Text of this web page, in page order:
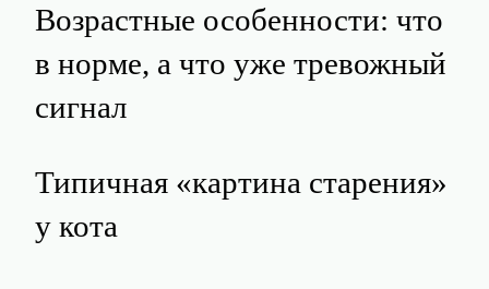
Возрастные особенности: что
в норме, а что уже тревожный
сигнал
Типичная «картина старения»
у кота